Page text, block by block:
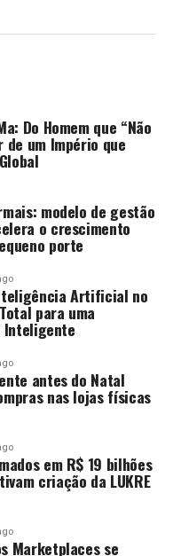
Do Homem que “Não
de um Império que
modelo de gestão
o crescimento
porte
Artificial no
para uma
Inteligente
antes do Natal
nas lojas físicas
em R$ 19 bilhões
criação da LUKRE
Marketplaces se